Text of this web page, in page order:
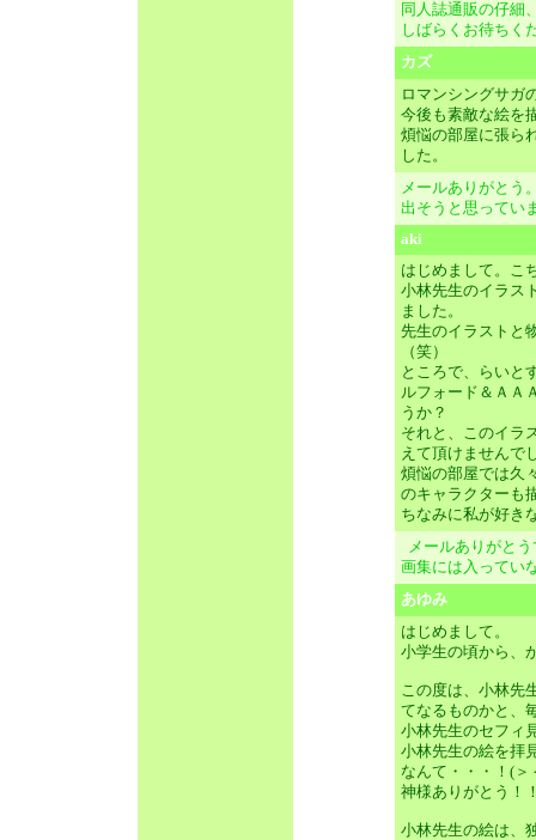
同人誌通販の仔細
しばらくお待ちく
カズ
ロマンシングサガ
今後も素敵な絵を
煩悩の部屋に張ら
した。
メールありがとう
出そうと思ってい
aki
はじめまして。こ
小林先生のイラス
ました。
先生のイラストと
（笑）
ところで、らいと
ルフォード＆ＡＡ
うか？
それと、このイラ
えて頂けませんで
煩悩の部屋では久
のキャラクターも
ちなみに私が好き
メールありがと
画集には入ってい
あゆみ
はじめまして。
小学生の頃から、
この度は、小林先
てなるものかと、
小林先生のセフィ
小林先生の絵を拝
なんて・・・！(＞
神様ありがとう！
小林先生の絵は、